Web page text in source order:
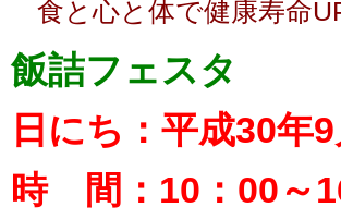
食と心と体で健康寿命
飯詰フェスタ
日にち：平成30年
時 間：10：00～